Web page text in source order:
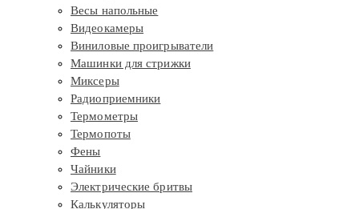
Весы напольные
Видеокамеры
Виниловые проигрыватели
Машинки для стрижки
Миксеры
Радиоприемники
Термометры
Термопоты
Фены
Чайники
Электрические бритвы
Калькуляторы